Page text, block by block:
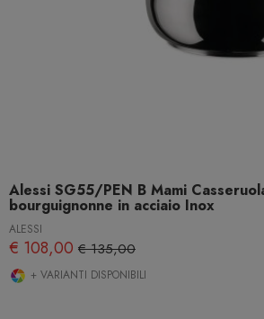
Alessi SG55/PEN B Mami
bourguignonne in acciaio Inox
ALESSI
€ 108,00 € 135,00
+ VARIANTI DISPONIBILI